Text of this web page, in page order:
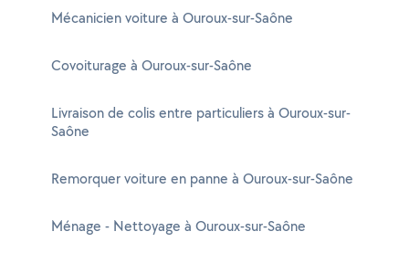
Mécanicien voiture à Ouroux-sur-Saône
Covoiturage à Ouroux-sur-Saône
Livraison de colis entre particuliers à Ouroux-sur-
Saône
Remorquer voiture en panne à Ouroux-sur-Saône
Ménage - Nettoyage à Ouroux-sur-Saône